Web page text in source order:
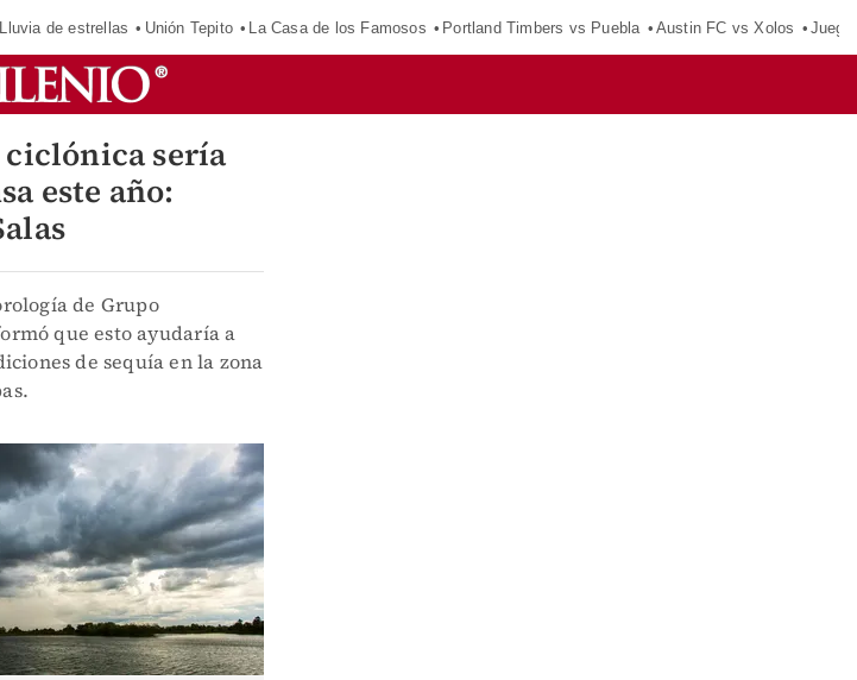
Lluvia de estrellas Unión Tepito La Casa de los Famosos Portland Timbers vs Puebla Austin FC vs Xolos
sería
este año:
de Grupo
que esto ayudaría a
de sequía en la zona